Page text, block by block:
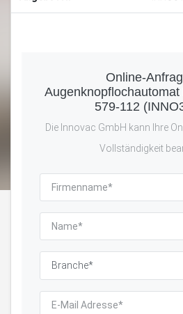
Online-
579-112
Die Innovac GmbH kann Ihre
Vollständigkeit